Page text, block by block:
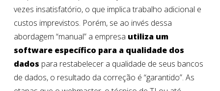
vezes insatisfatório, o que implica trabalho adicional e
custos imprevistos. Porém, se ao invés dessa
abordagem “manual” a empresa utiliza um
software específico para a qualidade dos
dados para restabelecer a qualidade de seus bancos
de dados, o resultado da correção é “garantido”. As